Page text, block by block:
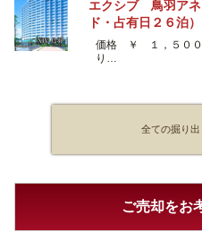
エクシブ 鳥羽ア
ド・占有日２６泊）
価格 ￥ １，５００
り…
全ての掘り
ご売却をお